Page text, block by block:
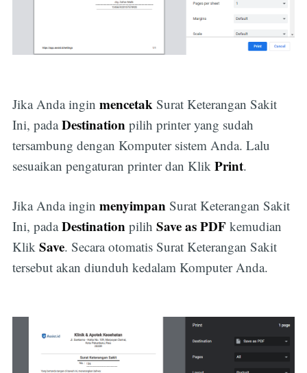
Jika Anda ingin mencetak Surat Keterangan Sakit
Ini, padaDestination pilih printer yang sudah
tersambung dengan Komputer sistem Anda. Lalu
sesuaikan pengaturan printer dan Klik Print.
Jika Anda ingin menyimpan Surat Keterangan Sakit
Ini, padaDestination pilih Save as PDF kemudian
Klik Save. Secara otomatis Surat Keterangan Sakit
tersebut akan diunduh kedalam Komputer Anda.